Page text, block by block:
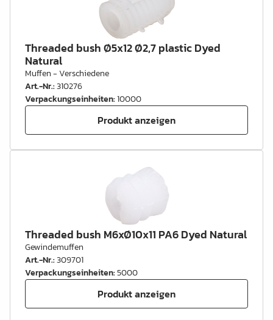
Threaded bush Ø5x12 Ø2,7 plastic Dyed
Natural
Muffen - Verschiedene
Art.-Nr.:310276
Verpackungseinheiten:10000
Produkt anzeigen
Threaded bush M6xØ10x11 PA6 Dyed Natural
Gewindemuffen
Art.-Nr.:309701
Verpackungseinheiten:5000
Produkt anzeigen